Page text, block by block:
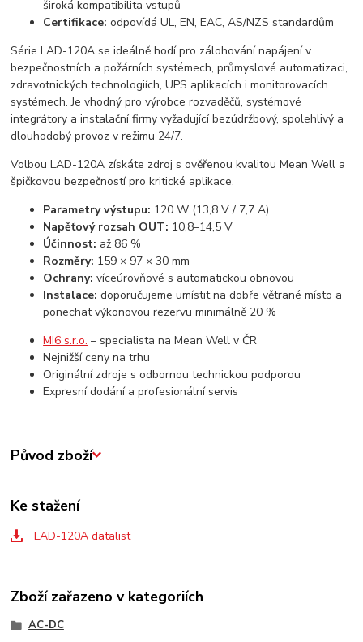
široká kompatibilita vstupů
Certifikace: odpovídá UL, EN, EAC, AS/NZS standardům
Série LAD-120A se ideálně hodí pro zálohování napájení v
bezpečnostních a požárních systémech, průmyslové automatizaci,
zdravotnických technologiích, UPS aplikacích i monitorovacích
systémech. Je vhodný pro výrobce rozvaděčů, systémové
integrátory a instalační firmy vyžadující bezúdržbový, spolehlivý a
dlouhodobý provoz v režimu 24/7.
Volbou LAD-120A získáte zdroj s ověřenou kvalitou Mean Well a
špičkovou bezpečností pro kritické aplikace.
Parametry výstupu: 120 W (13,8 V / 7,7 A)
Napěťový rozsah OUT: 10,8–14,5 V
Účinnost: až 86 %
Rozměry: 159 × 97 × 30 mm
Ochrany: víceúrovňové s automatickou obnovou
Instalace: doporučujeme umístit na dobře větrané místo a
ponechat výkonovou rezervu minimálně 20 %
MI6 s.r.o. – specialista na Mean Well v ČR
Nejnižší ceny na trhu
Originální zdroje s odbornou technickou podporou
Expresní dodání a profesionální servis
Původ zboží
Ke stažení
LAD-120A datalist
Zboží zařazeno v kategoriích
AC-DC